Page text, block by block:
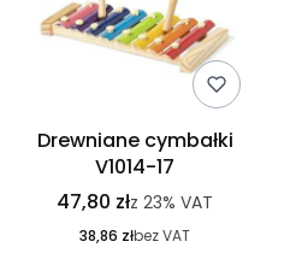
Drewniane cymbałki
V1014-17
47,80 złz 23% VAT
38,86 złbez VAT